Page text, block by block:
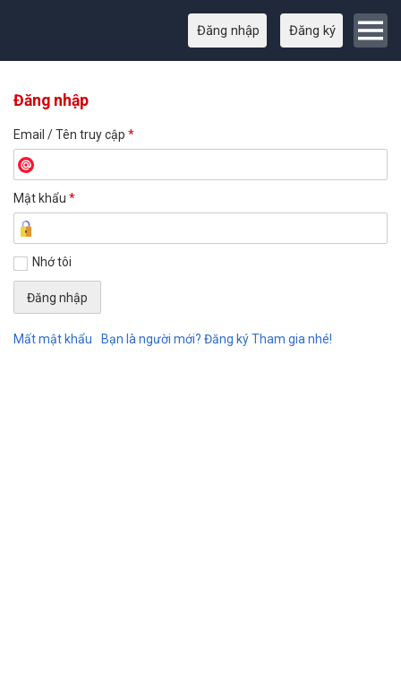
Đăng nhập Đăng ký
Đăng nhập
Email / Tên truy cập *
Mật khẩu *
Nhớ tôi
Mất mật khẩu Bạn là người mới? Đăng ký Tham gia nhé!